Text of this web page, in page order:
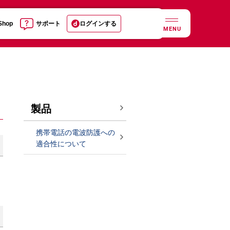
サポート ログインする
MENU
製品
携帯電話の電波防護への
適合性について